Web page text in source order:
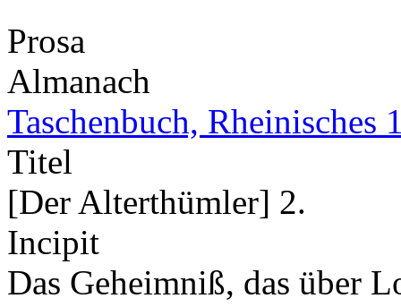
Prosa
Almanach
Taschenbuch, Rheinisches
Titel
[Der Alterthümler] 2.
Incipit
Das Geheimniß, das über